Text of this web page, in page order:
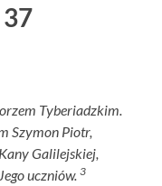
Tyberiadzkim.
Szymon Piotr,
Galilejskiej,
uczniów.3